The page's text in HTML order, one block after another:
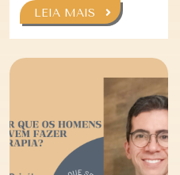
LEIA MAIS